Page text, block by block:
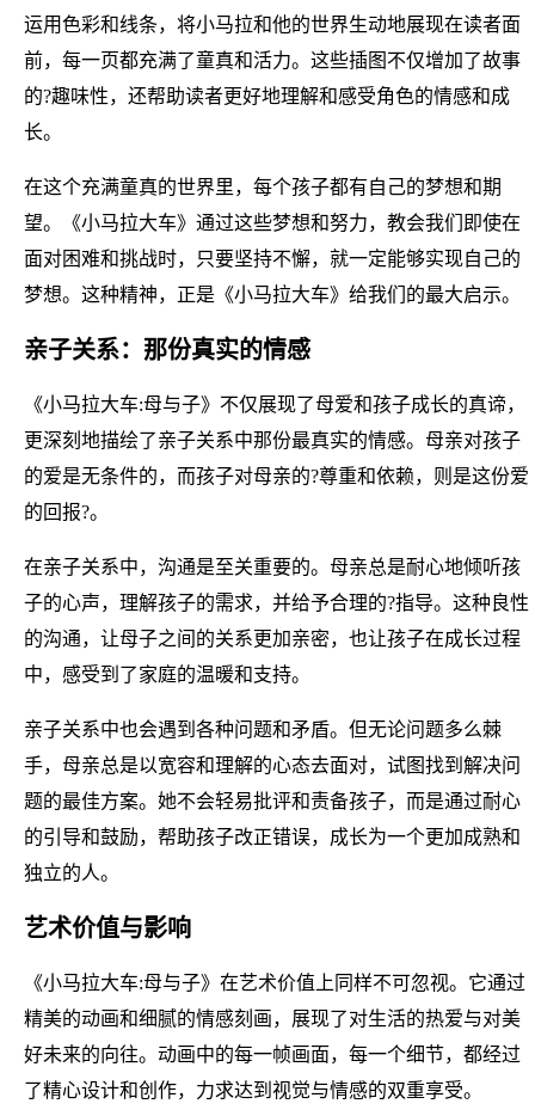
运用色彩和线条，将小马拉和他的世界生动地展现在读者面
前，每一页都充满了童真和活力。这些插图不仅增加了故事
的?趣味性，还帮助读者更好地理解和感受角色的情感和成
长。
在这个充满童真的世界里，每个孩子都有自己的梦想和期
望。《小马拉大车》通过这些梦想和努力，教会我们即使在
面对困难和挑战时，只要坚持不懈，就一定能够实现自己的
梦想。这种精神，正是《小马拉大车》给我们的最大启示。
亲子关系：那份真实的情感
《小马拉大车:母与子》不仅展现了母爱和孩子成长的真谛，
更深刻地描绘了亲子关系中那份最真实的情感。母亲对孩子
的爱是无条件的，而孩子对母亲的?尊重和依赖，则是这份爱
的回报?。
在亲子关系中，沟通是至关重要的。母亲总是耐心地倾听孩
子的心声，理解孩子的需求，并给予合理的?指导。这种良性
的沟通，让母子之间的关系更加亲密，也让孩子在成长过程
中，感受到了家庭的温暖和支持。
亲子关系中也会遇到各种问题和矛盾。但无论问题多么棘
手，母亲总是以宽容和理解的心态去面对，试图找到解决问
题的最佳方案。她不会轻易批评和责备孩子，而是通过耐心
的引导和鼓励，帮助孩子改正错误，成长为一个更加成熟和
独立的人。
艺术价值与影响
《小马拉大车:母与子》在艺术价值上同样不可忽视。它通过
精美的动画和细腻的情感刻画，展现了对生活的热爱与对美
好未来的向往。动画中的每一帧画面，每一个细节，都经过
了精心设计和创作，力求达到视觉与情感的双重享受。